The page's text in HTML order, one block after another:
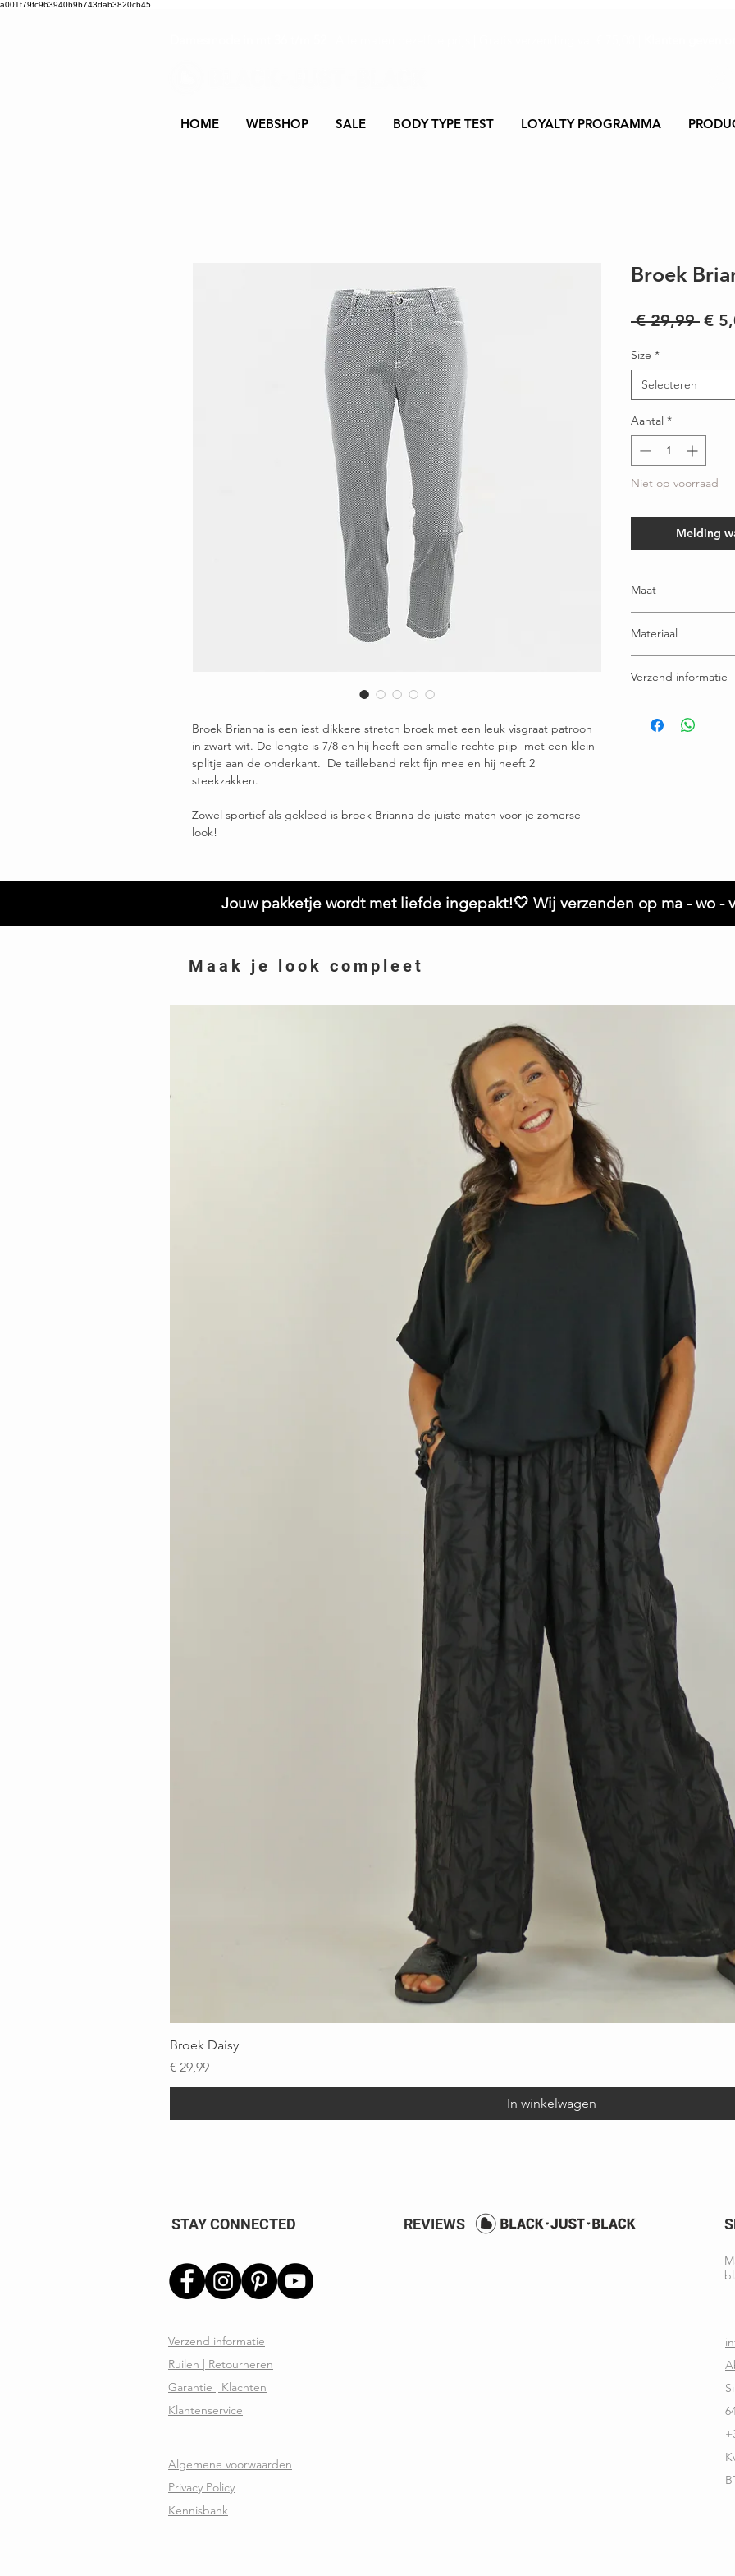
a001f79fc963940b9b743dab3820cb45
HOME WEBSHOP SALE BODY TYPE TEST LOYALTY PROGRAMMA
Broek Brianna is een iest dikkere stretch broek met een leuk visgraat patroon
in zwart-wit. De lengte is 7/8 en hij heeft een smalle rechte pijp met een klein
splitje aan de onderkant. De tailleband rekt fijn mee en hij heeft 2
steekzakken.
Zowel sportief als gekleed is broek Brianna de juiste match voor je zomerse
look!
Broek
€ 29,99 €
Size *
Selecteren
Aantal *
Niet op voorraad
Melding
Maat
Materiaal
Verzend informatie
Gratis verzending
Jouw pakketje wordt met liefde ingepakt!🤍 Wij verzenden op ma - wo -
Maak je look compleet
Broek Daisy
Prijs
€ 29,99
In winkelwagen
STAY CONNECTED REVIEWS
Verzend informatie
Ruilen | Retourneren
Garantie | Klachten
Klantenservice
Algemene voorwaarden
Privacy Policy
Kennisbank